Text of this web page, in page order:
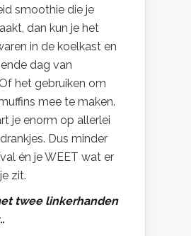
smoothie die je
dan kun je het
in de koelkast en
dag van
het gebruiken om
mee te maken.
je enorm op allerlei
Dus minder
én je WEET wat er
zit.
twee linkerhanden